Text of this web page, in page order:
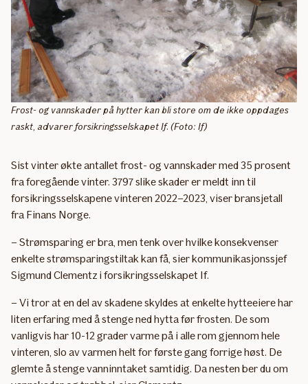
Frost- og vannskader på hytter kan bli store om de ikke oppdages
raskt, advarer forsikringsselskapet If. (Foto: If)
Sist vinter økte antallet frost- og vannskader med 35 prosent
fra foregående vinter. 3797 slike skader er meldt inn til
forsikringsselskapene vinteren 2022–2023, viser bransjetall
fra Finans Norge.
– Strømsparing er bra, men tenk over hvilke konsekvenser
enkelte strømsparingstiltak kan få, sier kommunikasjonssjef
Sigmund Clementz i forsikringsselskapet If.
– Vi tror at en del av skadene skyldes at enkelte hytteeiere har
liten erfaring med å stenge ned hytta før frosten. De som
vanligvis har 10-12 grader varme på i alle rom gjennom hele
vinteren, slo av varmen helt for første gang forrige høst. De
glemte å stenge vanninntaket samtidig. Da nesten ber du om